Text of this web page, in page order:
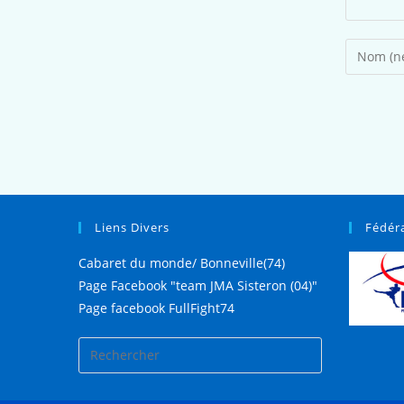
Liens Divers
Cabaret du monde/ Bonneville(74)
Page Facebook "team JMA Sisteron (04)"
Page facebook FullFight74